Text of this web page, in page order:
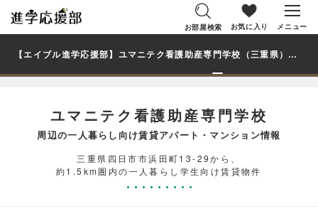
お部屋検索 お気に入り メニュー
【エイブル進学応援部】ユマニテク看護助産専門学校（三重県）周辺の賃貸を探す｜学生・大学生の一人暮らし向け賃貸マンション・アパート
ユマニテク看護助産専門学校
周辺の一人暮らし向け賃貸アパート・マンション情報
三重県四日市市浜田町13-29から、
約1.5km圏内の一人暮らし学生向け賃貸物件